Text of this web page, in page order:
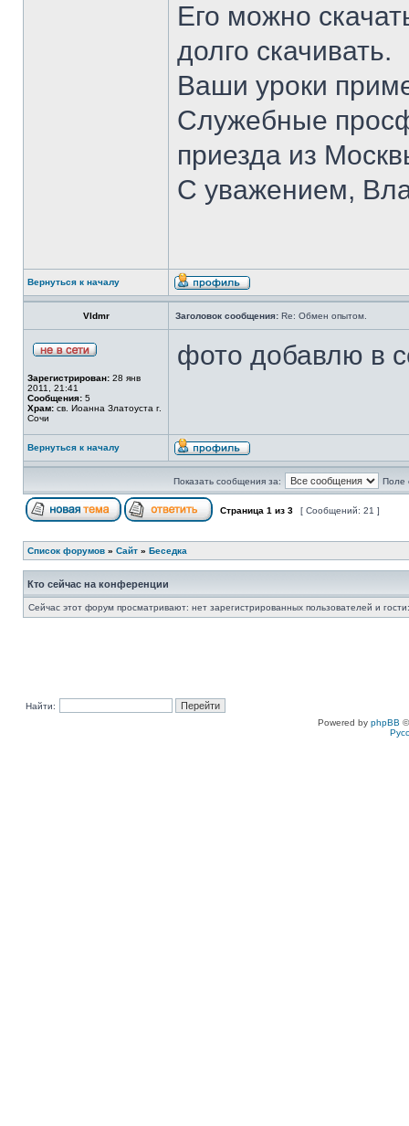
Его можно
долго скачивать.
Ваши уроки
Служебные
приезда из
С уважением,
Вернуться к началу
Vldmr Заголовок сообщения: Re: Обмен опытом.
Зарегистрирован: 28 янв
2011, 21:41
Сообщения: 5
Храм: св. Иоанна Златоуста г.
Сочи
фото добавлю в
Вернуться к началу
Показать сообщения за: Поле
Страница 1 из 3 [ Сообщений: 21 ]
Список форумов » Сайт » Беседка
Кто сейчас на конференции
Сейчас этот форум просматривают: нет зарегистрированных пользователей и
Найти:
Powered by phpBB